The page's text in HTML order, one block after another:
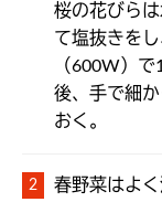
桜の花びら
て塩抜きを
（600W）
後、手で細
おく。
春野菜はよ